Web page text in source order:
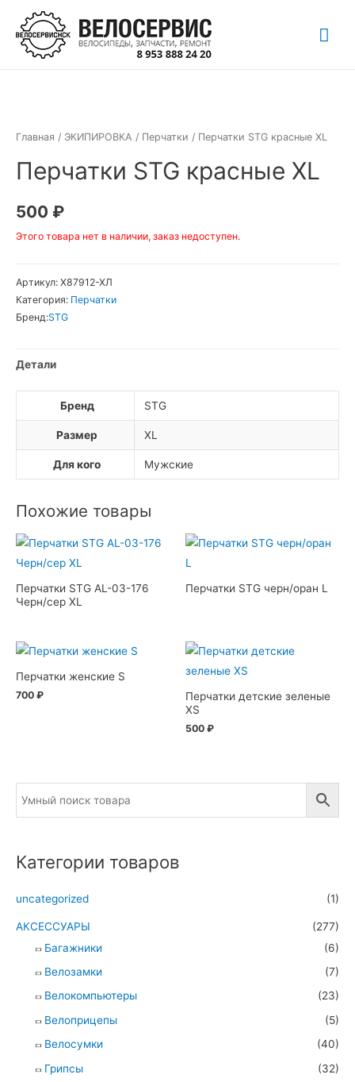
Перейти
содержимому
Главная / ЭКИПИРОВКА / Перчатки / Перчатки STG красные XL
Перчатки STG красные XL
500 ₽
Этого товара нет в наличии, заказ недоступен.
Артикул: Х87912-ХЛ
Категория: Перчатки
Бренд:STG
Детали
Бренд STG
Размер XL
Для кого Мужские
Похожие товары
Перчатки STG AL-03-176
Черн/сер XL
Перчатки STG черн/оран L
Перчатки женские S
700 ₽
Перчатки детские зеленые
XS
500 ₽
Категории товаров
uncategorized (1)
АКСЕССУАРЫ
(277)
Багажники
(6)
Велозамки
(7)
Велокомпьютеры
(23)
Велоприцепы
(5)
Велосумки
(40)
Грипсы
(32)